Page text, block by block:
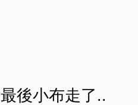
最後小布走了..